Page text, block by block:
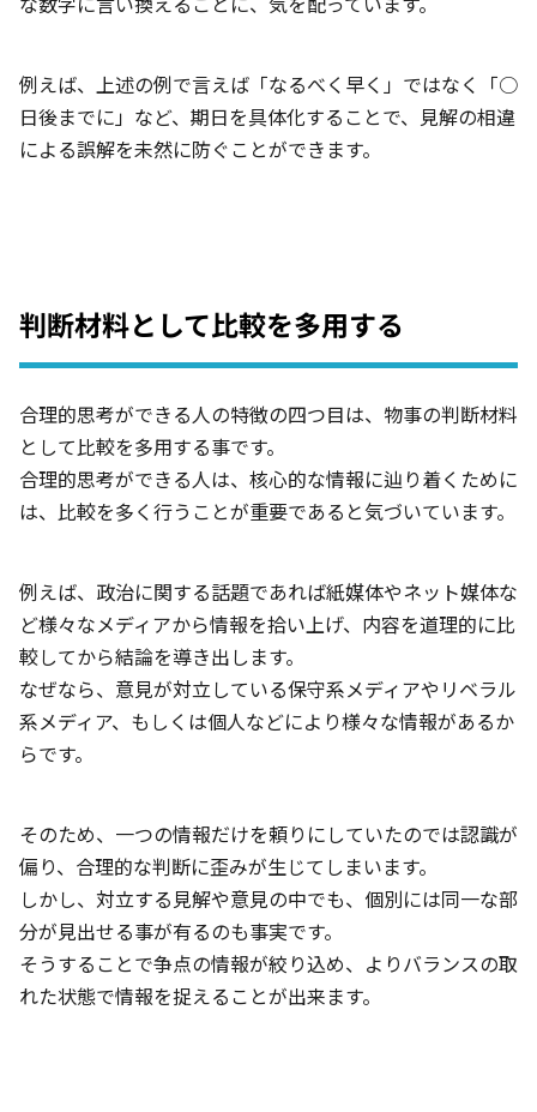
例えば、上述の例で言えば「なるべく早く」ではなく「○
日後までに」など、期日を具体化することで、見解の相違
による誤解を未然に防ぐことができます。
判断材料として比較を多用する
合理的思考ができる人の特徴の四つ目は、物事の判断材料
として比較を多用する事です。
合理的思考ができる人は、核心的な情報に辿り着くために
は、比較を多く行うことが重要であると気づいています。
例えば、政治に関する話題であれば紙媒体やネット媒体な
ど様々なメディアから情報を拾い上げ、内容を道理的に比
較してから結論を導き出します。
なぜなら、意見が対立している保守系メディアやリベラル
系メディア、もしくは個人などにより様々な情報があるか
らです。
そのため、一つの情報だけを頼りにしていたのでは認識が
偏り、合理的な判断に歪みが生じてしまいます。
しかし、対立する見解や意見の中でも、個別には同一な部
分が見出せる事が有るのも事実です。
そうすることで争点の情報が絞り込め、よりバランスの取
れた状態で情報を捉えることが出来ます。